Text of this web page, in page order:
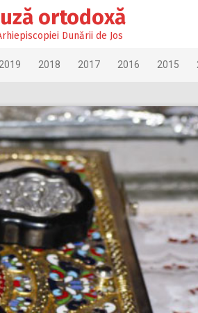
ortodoxă
Dunării de Jos
2019 2018 2017 2016 2015